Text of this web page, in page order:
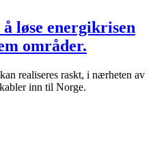
løse energikrisen
områder.
realiseres raskt, i nærheten av
inn til Norge.